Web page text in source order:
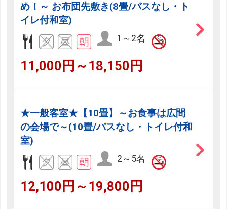
め！～ お布団先敷き(8畳/バスなし・ト
イレ付和室)
1～2名
11,000円～18,150円
★一般客室★【10畳】～お食事は広間
の会場で～(10畳/バスなし・トイレ付和
室)
2～5名
12,100円～19,800円